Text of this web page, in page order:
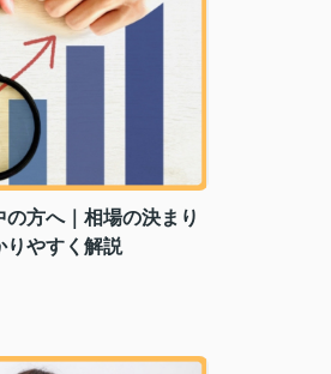
方へ｜相場の決まり
りやすく解説